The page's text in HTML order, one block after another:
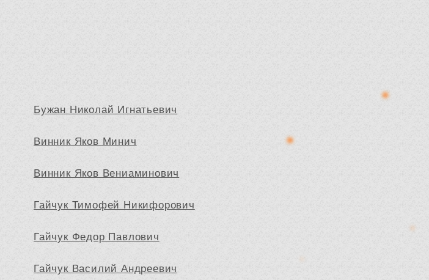
Бужан Николай Игнатьевич
Винник Яков Минич
Винник Яков Вениаминович
Гайчук Тимофей Никифорович
Гайчук Федор Павлович
Гайчук Василий Андреевич